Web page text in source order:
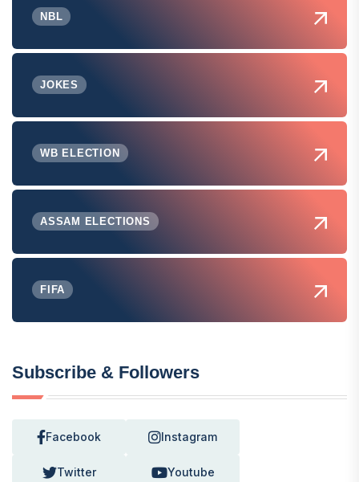
NBL
JOKES
WB ELECTION
ASSAM ELECTIONS
FIFA
Subscribe & Followers
Facebook Instagram
Twitter Youtube